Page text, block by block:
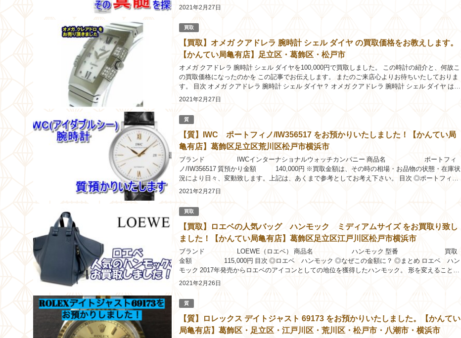
2021年2月27日
とめ お問い合わせはお気軽...
買取
【買取】オメガ クアドレラ 腕時計 シェル ダイヤ の買取価格をお教えします。
【かんてい局亀有店】足立区・葛飾区・松戸市
2021年2月27日
オメガ クアドレラ 腕時計 シェル ダイヤを100,000円で買取しました。 この時計の紹介と、何故こ
の買取価格になったのかを この記事でお伝えします。 またのご来店心よりお待ちいたしておりま
す。 目次 オメガ クアドレラ 腕時計 シェル ダイヤ？ オメガ クアドレラ 腕時計 シェル ダイヤ はな
ぜ100,000円の買...
質
【質】IWC ポートフィノ/IW356517 をお預かりいたしました！【かんてい局
亀有店】葛飾区足立区荒川区松戸市横浜市
2021年2月27日
ブランド IWCインターナショナルウォッチカンパニー 商品名 ポートフィ
ノ/IW356517 質預かり金額 140,000円 ※買取金額は、その時の相場・お品物の状態・在庫状
況により日々、変動致します。上記は、あくまで参考としてお考え下さい。 目次 ◎ポートフィ
ノ/IW356517 ◎査定ポイント...
買取
【買取】ロエベの人気バッグ ハンモック ミディアムサイズ をお買取り致し
ました！【かんてい局亀有店】葛飾区足立区江戸川区松戸市横浜市
2021年2月26日
ブランド LOEWE（ロエベ） 商品名 ハンモック 型番 買取
金額 115,000円 目次 ◎ロエベ ハンモック ◎なぜこの金額に？ ◎まとめ ロエベ ハン
モック 2017年発売からロエベのアイコンとしての地位を獲得したハンモック。 形を変えることが
でき実は大容量！ とっても便利...
質
【質】ロレックス デイトジャスト 69173 をお預かりいたしました。【かんてい
局亀有店】葛飾区・足立区・江戸川区・荒川区・松戸市・八潮市・横浜市